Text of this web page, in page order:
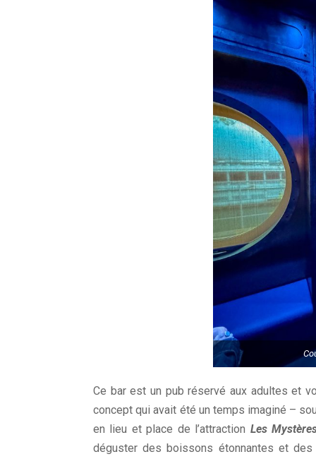
Ce bar est un pub réservé aux adultes et
concept qui avait été un temps imaginé –
en lieu et place de l’attraction Les
déguster des boissons étonnantes et